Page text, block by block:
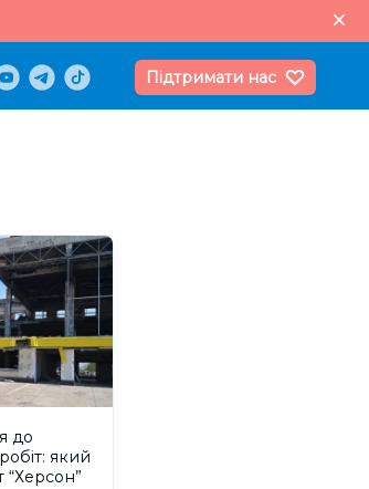
Підтримати нас
до
який